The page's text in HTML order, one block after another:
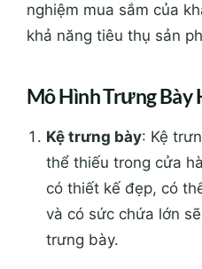
nghiệm mua sắm của
khả năng tiêu thụ sản
Mô Hình Trưng Bày
Kệ trưng bày: Kệ
thể thiếu trong cửa
có thiết kế đẹp, có
và có sức chứa lớn
trưng bày.